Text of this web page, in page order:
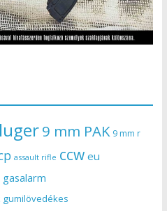
9 mm PAK 9 mm r
assault rifle ccw eu
gasalarm
gumilövedékes